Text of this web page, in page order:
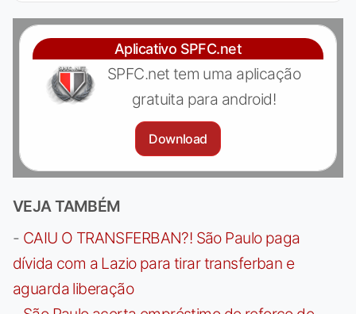
Aplicativo SPFC.net
SPFC.net tem uma aplicação
gratuita para android!
Download
VEJA TAMBÉM
- CAIU O TRANSFERBAN?! São Paulo paga
dívida com a Lazio para tirar transferban e
aguarda liberação